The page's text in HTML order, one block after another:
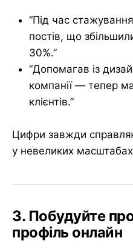
“Під час
постів, що
30%.”
“Допомагав із
компанії — тепер
клієнтів.”
Цифри завжди
у невеликих
3. Побудуйте
профіль онлайн